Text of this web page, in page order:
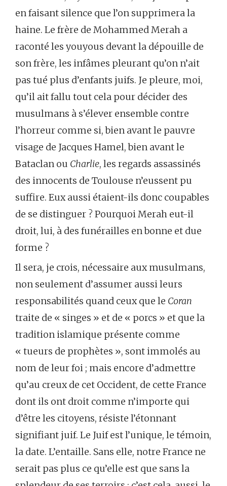
en faisant silence que l’on supprimera la
haine. Le frère de Mohammed Merah a
raconté les youyous devant la dépouille de
son frère, les infâmes pleurant qu’on n’ait
pas tué plus d’enfants juifs. Je pleure, moi,
qu’il ait fallu tout cela pour décider des
musulmans à s’élever ensemble contre
l’horreur comme si, bien avant le pauvre
visage de Jacques Hamel, bien avant le
Bataclan ou Charlie, les regards assassinés
des innocents de Toulouse n’eussent pu
suffire. Eux aussi étaient-ils donc coupables
de se distinguer ? Pourquoi Merah eut-il
droit, lui, à des funérailles en bonne et due
forme ?
Il sera, je crois, nécessaire aux musulmans,
non seulement d’assumer aussi leurs
responsabilités quand ceux que le Coran
traite de « singes » et de « porcs » et que la
tradition islamique présente comme
« tueurs de prophètes », sont immolés au
nom de leur foi ; mais encore d’admettre
qu’au creux de cet Occident, de cette France
dont ils ont droit comme n’importe qui
d’être les citoyens, résiste l’étonnant
signifiant juif. Le Juif est l’unique, le témoin,
la date. L’entaille. Sans elle, notre France ne
serait pas plus ce qu’elle est que sans la